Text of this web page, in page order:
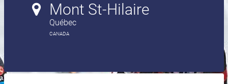
Mont St-Hilaire
Québec
CANADA